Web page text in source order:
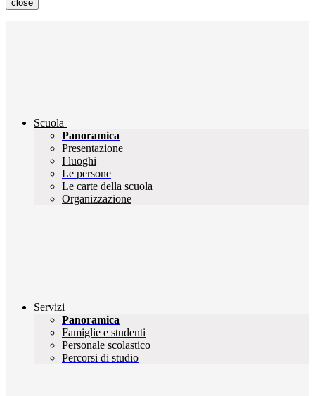
close
Scuola
Panoramica
Presentazione
I luoghi
Le persone
Le carte della scuola
Organizzazione
Servizi
Panoramica
Famiglie e studenti
Personale scolastico
Percorsi di studio